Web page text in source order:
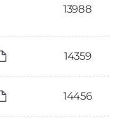
13988
14359
14456